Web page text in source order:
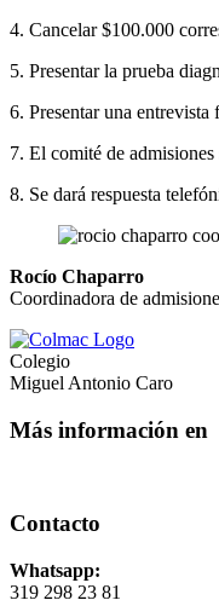
4. Cancelar $100.000
5. Presentar la prueba
6. Presentar una
7. El comité de
8. Se dará respuesta
Rocío Chaparro
Coordinadora de
Colegio
Miguel Antonio Caro
Más información en
Contacto
Whatsapp:
319 298 23 81